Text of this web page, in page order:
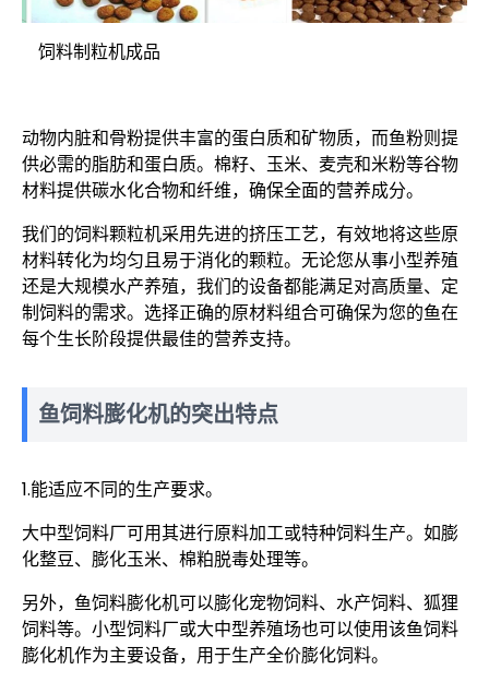
饲料制粒机成品
动物内脏和骨粉提供丰富的蛋白质和矿物质，而鱼粉则提
供必需的脂肪和蛋白质。棉籽、玉米、麦壳和米粉等谷物
材料提供碳水化合物和纤维，确保全面的营养成分。
我们的饲料颗粒机采用先进的挤压工艺，有效地将这些原
材料转化为均匀且易于消化的颗粒。无论您从事小型养殖
还是大规模水产养殖，我们的设备都能满足对高质量、定
制饲料的需求。选择正确的原材料组合可确保为您的鱼在
每个生长阶段提供最佳的营养支持。
鱼饲料膨化机的突出特点
1.能适应不同的生产要求。
大中型饲料厂可用其进行原料加工或特种饲料生产。如膨
化整豆、膨化玉米、棉粕脱毒处理等。
另外，鱼饲料膨化机可以膨化宠物饲料、水产饲料、狐狸
饲料等。小型饲料厂或大中型养殖场也可以使用该鱼饲料
膨化机作为主要设备，用于生产全价膨化饲料。